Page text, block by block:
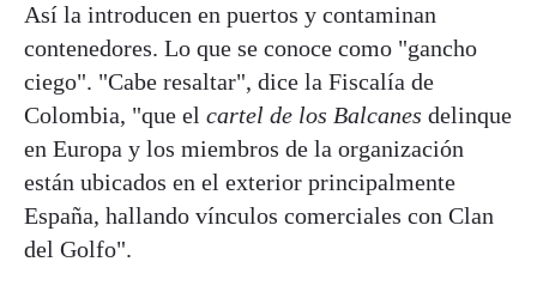
Así la introducen en puertos y contaminan
contenedores. Lo que se conoce como "gancho
ciego". "Cabe resaltar", dice la Fiscalía de
Colombia, "que el cartel de los Balcanes delinque
en Europa y los miembros de la organización
están ubicados en el exterior principalmente
España, hallando vínculos comerciales con Clan
del Golfo".